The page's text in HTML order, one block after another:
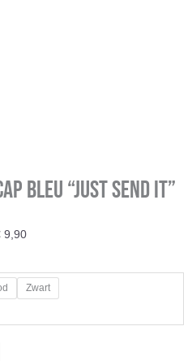
Bleu “Just Send It”
9,90
Zwart